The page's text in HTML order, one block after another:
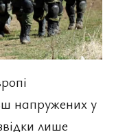
напружених у
лише